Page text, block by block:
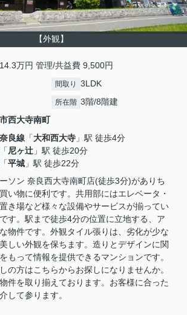
【外観】
万円 管理/共益費 9,500円
間取り 3LDK
所在階 3階/8階建
西大寺南町
良線 「大和西大寺 」駅 徒歩4分
「尼ヶ辻 」駅 徒歩20分
「平城 」駅 徒歩22分
ソン 奈良西大寺南町店(徒歩3分)がありち
い物に便利です。共用部にはエレベータ・
き場など様々な設備やサービスが揃ってい
す。駅まで徒歩4分の位置に立地する、ア
物件です。外観タイル張りは、劣化が少な
しい外観を保ちます。造りとデザインに関
もって情報を提供できるマンションです。
の方はこちらからお探しになりませんか。
件を取り揃えております。お客様に合った
して参ります。